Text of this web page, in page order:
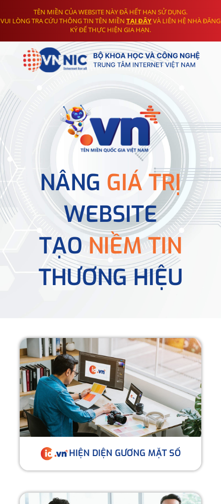
TÊN MIỀN CỦA WEBSITE NÀY ĐÃ HẾT HẠN SỬ DỤNG.
VUI LÒNG TRA CỨU THÔNG TIN TÊN MIỀN TẠI ĐÂYVÀ LIÊN HỆ NHÀ ĐĂNG
KÝ ĐỂ THỰC HIỆN GIA HẠN.
NÂNG GIÁ TRỊ
WEBSITE
TẠONIỀM TIN
THƯƠNG HIỆU
HIỆN DIỆN GƯƠNG MẶT SỐ